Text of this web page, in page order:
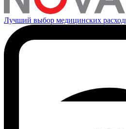
Лучший выбор медицинских